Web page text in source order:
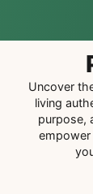
Uncover
living
purpose,
empower